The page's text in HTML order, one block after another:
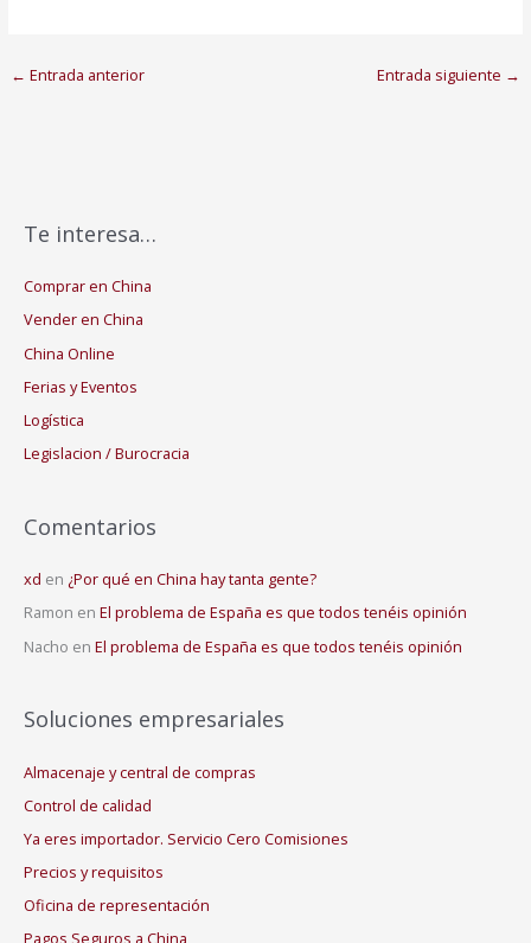
← Entrada anterior Entrada siguiente →
Te interesa…
Comprar en China
Vender en China
China Online
Ferias y Eventos
Logística
Legislacion / Burocracia
Comentarios
xd en ¿Por qué en China hay tanta gente?
Ramon en El problema de España es que todos tenéis opinión
Nacho en El problema de España es que todos tenéis opinión
Soluciones empresariales
Almacenaje y central de compras
Control de calidad
Ya eres importador. Servicio Cero Comisiones
Precios y requisitos
Oficina de representación